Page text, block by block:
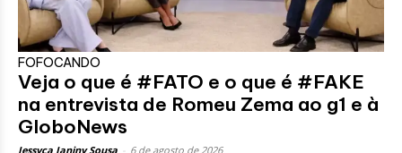
FOFOCANDO
Veja o que é #FATO e o que é #FAKE
na entrevista de Romeu Zema ao g1 e à
GloboNews
Jessyca Janiny Sousa 6 de agosto de 2026